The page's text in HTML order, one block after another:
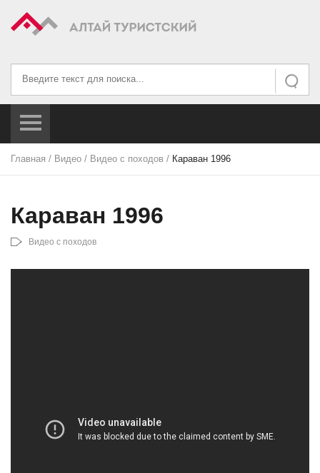
Искать
Искать...
Главная / Видео / Видео с походов / Караван 1996
Караван 1996
Видео с походов